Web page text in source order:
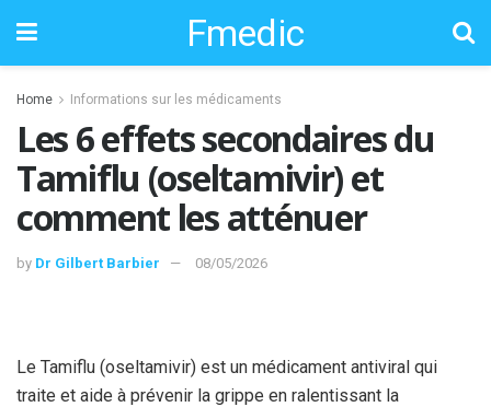
Fmedic
Home Informations sur les médicaments
Les 6 effets secondaires du
Tamiflu (oseltamivir) et
comment les atténuer
by Dr Gilbert Barbier 08/05/2026
Le Tamiflu (oseltamivir) est un médicament antiviral qui
traite et aide à prévenir la grippe en ralentissant la